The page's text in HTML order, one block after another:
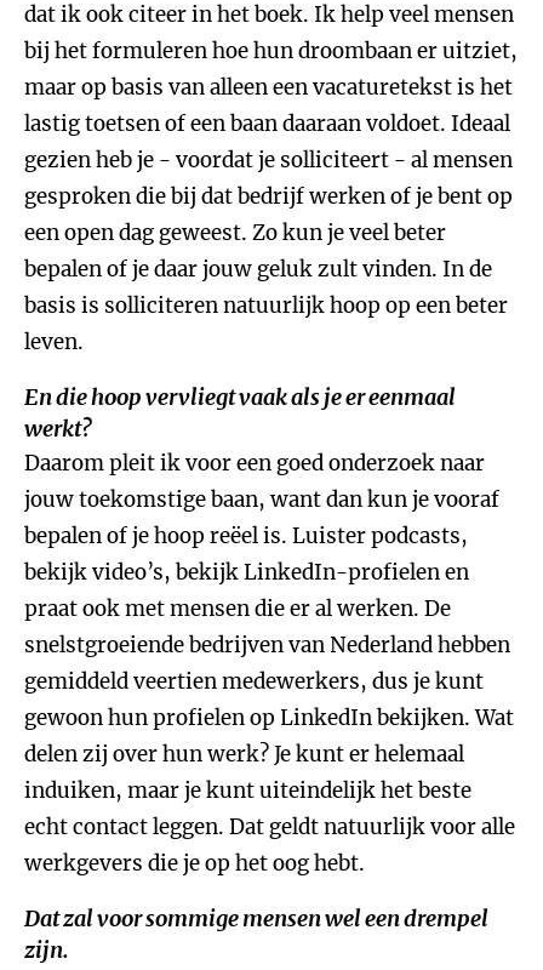
dat ik ook citeer in het boek. Ik help veel mensen
bij het formuleren hoe hun droombaan er uitziet,
maar op basis van alleen een vacaturetekst is het
lastig toetsen of een baan daaraan voldoet. Ideaal
gezien heb je - voordat je solliciteert - al mensen
gesproken die bij dat bedrijf werken of je bent op
een open dag geweest. Zo kun je veel beter
bepalen of je daar jouw geluk zult vinden. In de
basis is solliciteren natuurlijk hoop op een beter
leven.
En die hoop vervliegt vaak als je er eenmaal
werkt?
Daarom pleit ik voor een goed onderzoek naar
jouw toekomstige baan, want dan kun je vooraf
bepalen of je hoop reëel is. Luister podcasts,
bekijk video’s, bekijk LinkedIn-profielen en
praat ook met mensen die er al werken. De
snelstgroeiende bedrijven van Nederland hebben
gemiddeld veertien medewerkers, dus je kunt
gewoon hun profielen op LinkedIn bekijken. Wat
delen zij over hun werk? Je kunt er helemaal
induiken, maar je kunt uiteindelijk het beste
echt contact leggen. Dat geldt natuurlijk voor alle
werkgevers die je op het oog hebt.
Dat zal voor sommige mensen wel een drempel
zijn.